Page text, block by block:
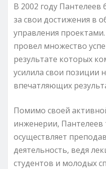
В 2002 году
за свои достижения в
управления
провел множество
результате которых
усилила свои позиции
впечатляющих
Помимо своей
инженерии, Пантелеев
осуществляет
деятельность, ведя
студентов и молодых